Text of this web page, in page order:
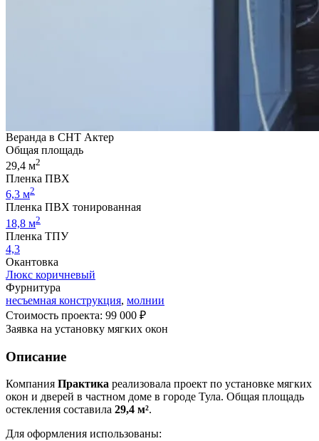
Веранда в СНТ Актер
Общая площадь
29,4 м2
Пленка ПВХ
6,3 м2
Пленка ПВХ тонированная
18,8 м2
Пленка ТПУ
4,3
Окантовка
Люкс коричневый
Фурнитура
несъемная конструкция, молнии
Стоимость проекта: 99 000 ₽
Заявка на установку мягких окон
Описание
Компания Практика реализовала проект по установке мягких
окон и дверей в частном доме в городе Тула. Общая площадь
остекления составила 29,4 м².
Для оформления использованы: